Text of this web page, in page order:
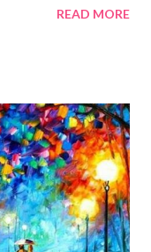
bahan sangat
peralatan
menggambar
gambar lebih
salah satu syaratnya
merupakan
bahan yang paling
READ MORE